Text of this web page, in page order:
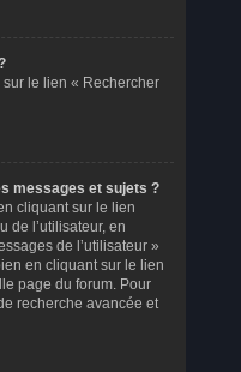
le lien « Rechercher
messages et sujets ?
cliquant sur le lien
de l’utilisateur, en
de l’utilisateur »
en cliquant sur le lien
page du forum. Pour
recherche avancée et